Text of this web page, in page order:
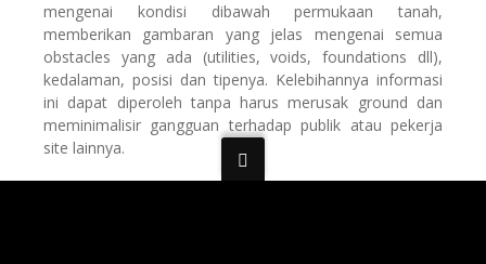
mengenai kondisi dibawah permukaan tanah,
memberikan gambaran yang jelas mengenai semua
obstacles yang ada (utilities, voids, foundations dll),
kedalaman, posisi dan tipenya. Kelebihannya informasi
ini dapat diperoleh tanpa harus merusak ground dan
meminimalisir gangguan terhadap publik atau pekerja
site lainnya.